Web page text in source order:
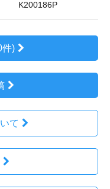
K200186P
件)
て